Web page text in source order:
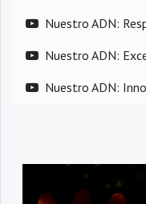
Nuestro ADN:
Nuestro ADN:
Nuestro ADN: